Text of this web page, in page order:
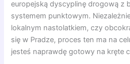
europejską dyscyplinę drogową z
systemem punktowym.
lokalnym nastolatkiem, czy
się w Pradze, proces ten ma na
jesteś naprawdę gotowy na kręte